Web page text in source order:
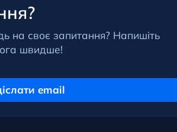
на своє запитання? Напишіть
швидше!
email